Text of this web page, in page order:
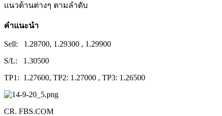
แนวต้านต่างๆ ตามลำดับ
คำแนะนำ
Sell: 1.28700, 1.29300 , 1.29900
S/L: 1.30500
TP1: 1.27600, TP2: 1.27000 , TP3: 1.26500
CR. FBS.COM